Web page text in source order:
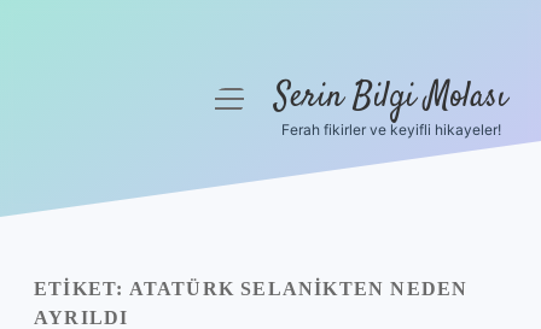
Yasal Uyarı
menüyüSerin Bilgi Molası
Ferah fikirler ve keyifli hikayeler!
ETIKET: ATATÜRK SELANIKTEN NEDEN
AYRILDI